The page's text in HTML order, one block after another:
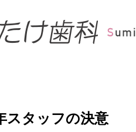
スタッフの決意